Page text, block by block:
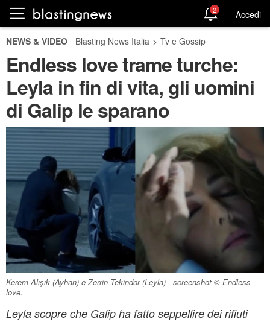
2 Accedi
NEWS & VIDEO Blasting News Italia > Tv e Gossip
Endless love trame turche:
Leyla in fin di vita, gli uomini
di Galip le sparano
Kerem Alışık (Ayhan) e Zerrin Tekindor (Leyla) - screenshot © Endless
love.
Leyla scopre che Galip ha fatto seppellire dei rifiuti